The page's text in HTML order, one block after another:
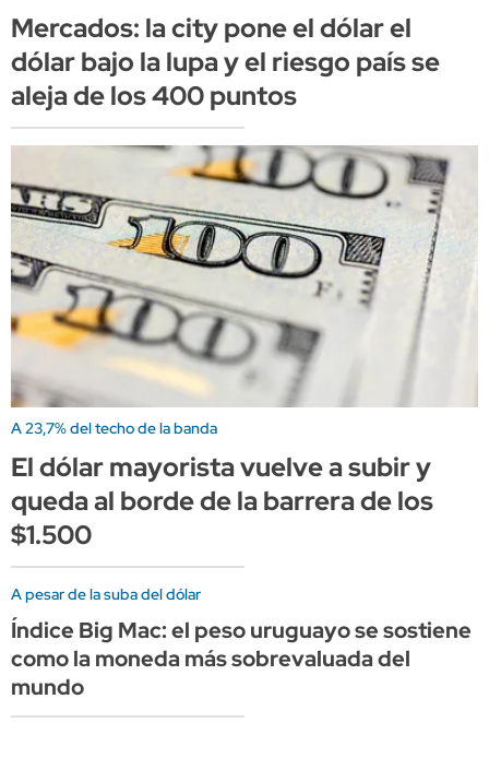
Mercados: la city pone el dólar el
dólar bajo la lupa y el riesgo país se
aleja de los 400 puntos
A 23,7% del techo de la banda
El dólar mayorista vuelve a subir y
queda al borde de la barrera de los
$1.500
A pesar de la suba del dólar
Índice Big Mac: el peso uruguayo se sostiene
como la moneda más sobrevaluada del
mundo